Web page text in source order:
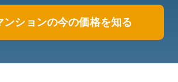
ンションの今の価格を知る